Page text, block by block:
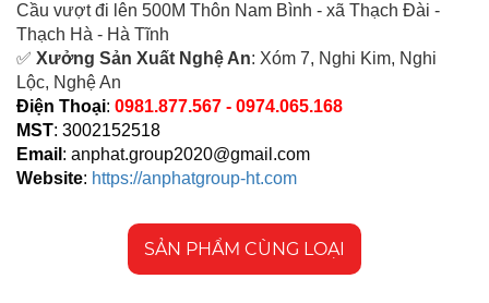
Cầu vượt đi lên 500M Thôn Nam Bình - xã Thạch Đài -
Thạch Hà - Hà Tĩnh
✅ Xưởng Sản Xuất Nghệ An: Xóm 7, Nghi Kim, Nghi
Lộc, Nghệ An
Điện Thoại: 0981.877.567 - 0974.065.168
MST: 3002152518
Email : anphat.group2020@gmail.com
Website: https://anphatgroup-ht.com
SẢN PHẨM CÙNG LOẠI